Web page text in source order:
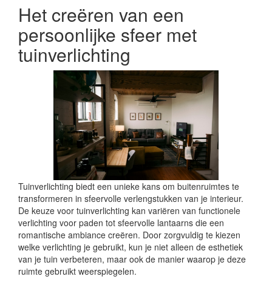
Het creëren van een
persoonlijke sfeer met
tuinverlichting
Tuinverlichting biedt een unieke kans om buitenruimtes te
transformeren in sfeervolle verlengstukken van je interieur.
De keuze voor tuinverlichting kan variëren van functionele
verlichting voor paden tot sfeervolle lantaarns die een
romantische ambiance creëren. Door zorgvuldig te kiezen
welke verlichting je gebruikt, kun je niet alleen de esthetiek
van je tuin verbeteren, maar ook de manier waarop je deze
ruimte gebruikt weerspiegelen.